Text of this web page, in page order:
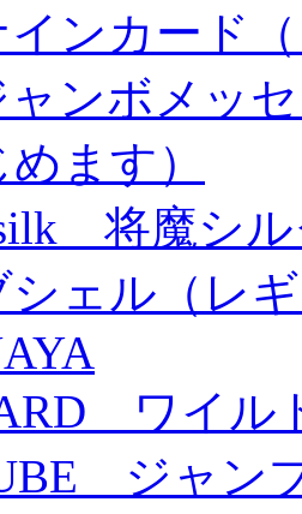
ンカード
ンボメッ
ます）
silk 将魔シ
シェル（レ
ワイル
ジャン